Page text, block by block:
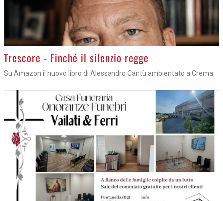
Trescore - Finché il silenzio regge
Su Amazon il nuovo libro di Alessandro Cantù ambientato a Crema